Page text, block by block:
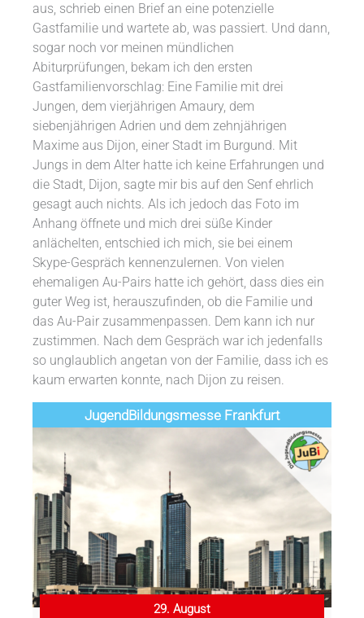
aus, schrieb einen Brief an eine potenzielle
Gastfamilie und wartete ab, was passiert. Und dann,
sogar noch vor meinen mündlichen
Abiturprüfungen, bekam ich den ersten
Gastfamilienvorschlag: Eine Familie mit drei
Jungen, dem vierjährigen Amaury, dem
siebenjährigen Adrien und dem zehnjährigen
Maxime aus Dijon, einer Stadt im Burgund. Mit
Jungs in dem Alter hatte ich keine Erfahrungen und
die Stadt, Dijon, sagte mir bis auf den Senf ehrlich
gesagt auch nichts. Als ich jedoch das Foto im
Anhang öffnete und mich drei süße Kinder
anlächelten, entschied ich mich, sie bei einem
Skype-Gespräch kennenzulernen. Von vielen
ehemaligen Au-Pairs hatte ich gehört, dass dies ein
guter Weg ist, herauszufinden, ob die Familie und
das Au-Pair zusammenpassen. Dem kann ich nur
zustimmen. Nach dem Gespräch war ich jedenfalls
so unglaublich angetan von der Familie, dass ich es
kaum erwarten konnte, nach Dijon zu reisen.
Jugend­­­­­Bildungsmess­e Frankfurt
29. August